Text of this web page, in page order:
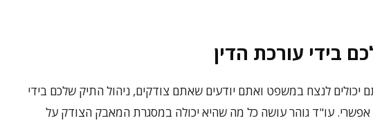
בידי עורכת הדין
לנצח במשפט ואתם יודעים שאתם צודקים, ניהול התיק שלכם בידי
אפשרי. עו"ד גוהר עושה כל מה שהיא יכולה במסגרת המאבק הצודק על